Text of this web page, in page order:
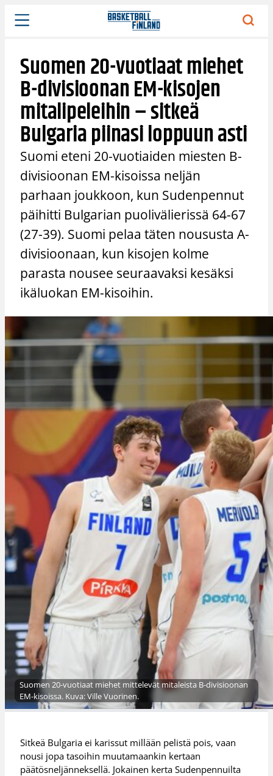
Siirry
sisältöön
Suomen 20-vuotiaat miehet
B-divisioonan EM-kisojen
mitalipeleihin – sitkeä
Bulgaria piinasi loppuun asti
Suomi eteni 20-vuotiaiden miesten B-
divisioonan EM-kisoissa neljän
parhaan joukkoon, kun Sudenpennut
päihitti Bulgarian puolivälierissä 64-67
(27-39). Suomi pelaa täten noususta A-
divisioonaan, kun kisojen kolme
parasta nousee seuraavaksi kesäksi
ikäluokan EM-kisoihin.
Suomen 20-vuotiaat miehet mittelevät mitaleista B-divisioonan
EM-kisoissa. Kuva: Ville Vuorinen.
Sitkeä Bulgaria ei karissut millään pelistä pois, vaan
nousi jopa tasoihin muutamaankin kertaan
päätösneljänneksellä. Jokainen kerta Sudenpennuilta